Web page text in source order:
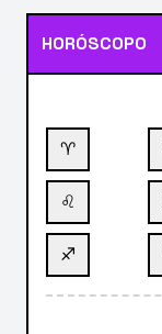
HORÓSCOPO
♈
♌
♐